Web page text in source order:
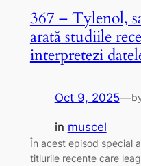
367 – Tylenol,
arată studiile
interpretezi
Oct 9, 2025—
in muscel
În acest episod special
titlurile recente care